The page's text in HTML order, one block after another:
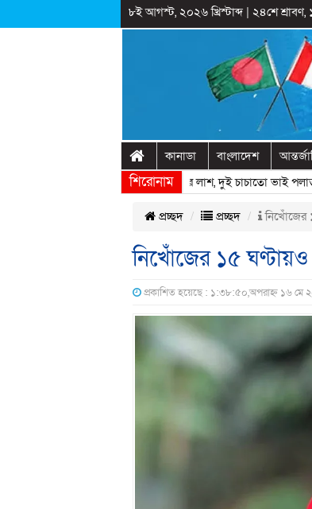
৮ই আগস্ট, ২০২৬ খ্রিস্টাব্দ| ২৪শে শ্রাবণ,
কানাডা বাংলাদেশ
শিরোনাম
পাশের ডোবায় মিললো যুবদল নেতার লাশ, দুই চাচাতো ভাই পলাতক»
প্রচ্ছদ প্রচ্ছদ নিখোঁজের
নিখোঁজের ১৫ ঘণ্টায়ও
প্রকাশিত হয়েছে : ১:৩৮:৫০,অপরাহ্ন ১৬ মে